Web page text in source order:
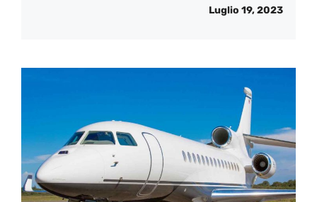
Luglio 19, 2023